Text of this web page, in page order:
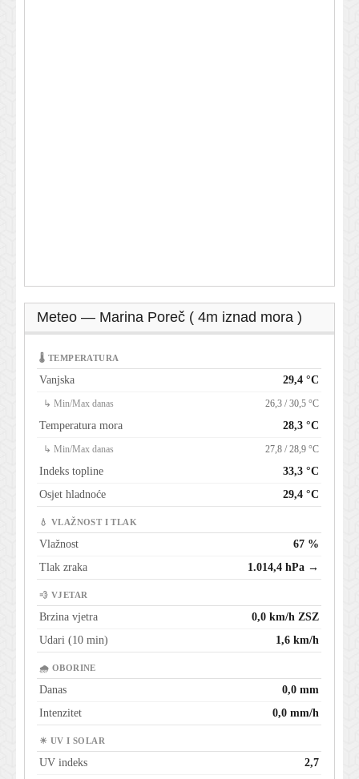
Meteo — Marina Poreč ( 4m iznad mora )
🌡 TEMPERATURA
Vanjska 29,4 °C
↳ Min/Max danas 26,3 / 30,5 °C
Temperatura mora 28,3 °C
↳ Min/Max danas 27,8 / 28,9 °C
Indeks topline
33,3 °C
Osjet hladnoće
29,4 °C
💧 VLAŽNOST I TLAK
Vlažnost
67 %
Tlak zraka
1.014,4 hPa →
💨 VJETAR
Brzina vjetra
0,0 km/h ZSZ
Udari (10 min)
1,6 km/h
🌧 OBORINE
Danas
0,0 mm
Intenzitet
0,0 mm/h
☀ UV I SOLAR
UV indeks
2,7